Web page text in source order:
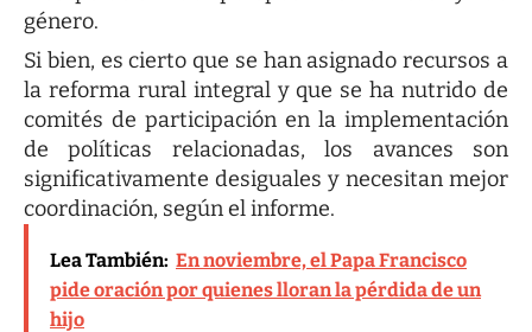
género.
Si bien, es cierto que se han asignado recursos a
la reforma rural integral y que se ha nutrido de
comités de participación en la implementación
de políticas relacionadas, los avances son
significativamente desiguales y necesitan mejor
coordinación, según el informe.
Lea También: En noviembre, el Papa Francisco
pide oración por quienes lloran la pérdida de un
hijo